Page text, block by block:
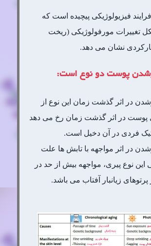
فیزیولوژیکی پیچیده است که
تغییرات مورفولوژیکی (ریخت
نشان می دهد.
پوست دو نوع است:
در اثر گذشت زمان این نوع از
پوست در اثر گذشت زمان رخ می دهد
فردی در آن دخیل است.
در اثر مواجهه با تابش ها علت
این نوع پیری، مواجهه بیش از حد در
پرتوهای زیانبار آفتاب می باشد.